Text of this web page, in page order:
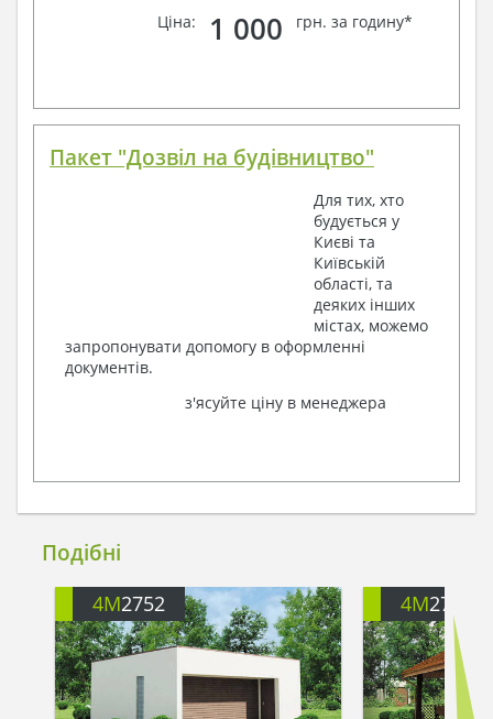
Ціна:
1 000 грн. за годину*
Пакет "Дозвіл на будівництво"
Для тих, хто
будується у
Києві та
Київській
області, та
деяких інших
містах, можемо
запропонувати допомогу в оформленні
документів.
з'ясуйте ціну в менеджера
Подібні
4M2752 4M2754